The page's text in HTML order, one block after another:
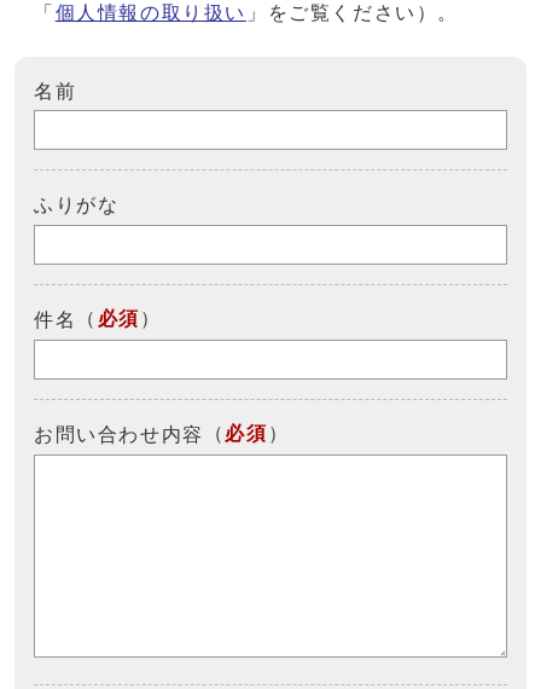
「 個人情報の取り扱い 」をご覧ください）。
名前
ふりがな
件名 （ 必須 ）
お問い合わせ内容 （ 必須 ）